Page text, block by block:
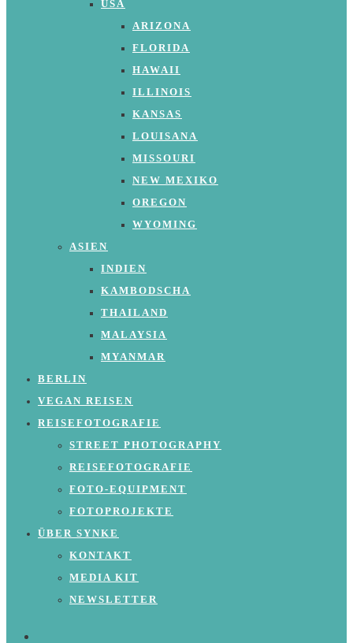
USA
ARIZONA
FLORIDA
HAWAII
ILLINOIS
KANSAS
LOUISANA
MISSOURI
NEW MEXIKO
OREGON
WYOMING
ASIEN
INDIEN
KAMBODSCHA
THAILAND
MALAYSIA
MYANMAR
BERLIN
VEGAN REISEN
REISEFOTOGRAFIE
STREET PHOTOGRAPHY
REISEFOTOGRAFIE
FOTO-EQUIPMENT
FOTOPROJEKTE
ÜBER SYNKE
KONTAKT
MEDIA KIT
NEWSLETTER